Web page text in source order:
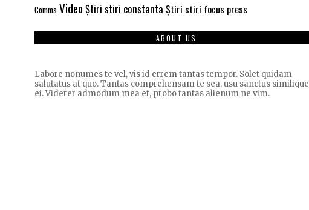
Comms Video Știri stiri constanta Știri stiri focus press
ABOUT US
Labore nonumes te vel, vis id errem tantas tempor. Solet quidam
salutatus at quo. Tantas comprehensam te sea, usu sanctus similique
ei. Viderer admodum mea et, probo tantas alienum ne vim.